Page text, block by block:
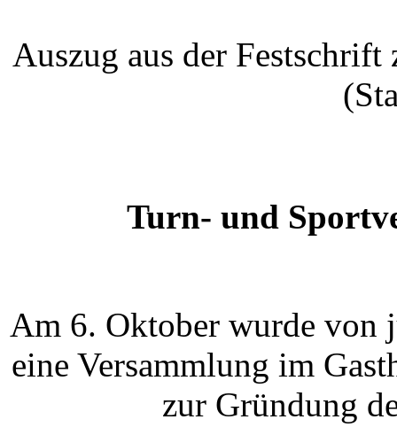
Auszug aus der
Turn- und
Am 6. Oktober wurde von
eine Versammlung im
zur Gründung